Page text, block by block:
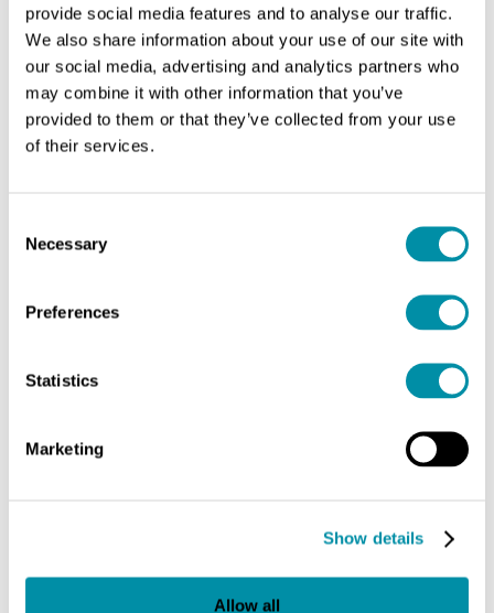
provide social media features and to analyse our traffic.
We also share information about your use of our site with
our social media, advertising and analytics partners who
may combine it with other information that you’ve
provided to them or that they’ve collected from your use
of their services.
Selection
Necessary
Preferences
Statistics
Marketing
Show details
Allow all
funzioni vitali. Come nella maggior parte delle
società umane, anche qui si verifica una
divisione del lavoro. Le cellule si specializzano in
diversi compiti: le cellule neurali, muscolari,
sanguigne, ossee e cutanee non fanno le stesse
morfologicamente e funzionalmente,
nonostante siano tutte generate a partire da
una stessa cellula-uovo che si moltiplica durante
l’embriogenesi.
Comprendere il funzionamento degli esseri
relazioni intrattengono le cellule tra di loro e nei
Dobbiamo a questo punto riconoscere che la
biologia moderna concepisce le società cellulari